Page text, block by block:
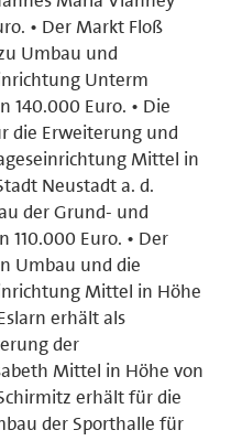
• Der Markt Floß
Umbau und
Unterm
140.000 Euro. • Die
die Erweiterung und
Mittel in
Neustadt a. d.
der Grund- und
Euro. • Der
Umbau und die
Mittel in Höhe
erhält als
der
Mittel in Höhe von
erhält für die
der Sporthalle für